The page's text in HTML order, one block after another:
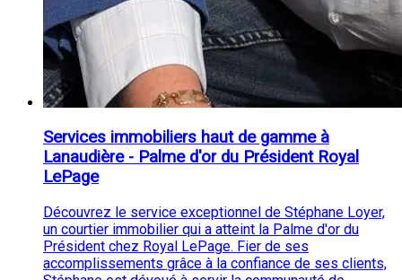
Services immobiliers haut de gamme à
Lanaudière - Palme d'or du Président Royal
LePage
Découvrez le service exceptionnel de Stéphane Loyer,
un courtier immobilier qui a atteint la Palme d'or du
Président chez Royal LePage. Fier de ses
accomplissements grâce à la confiance de ses clients,